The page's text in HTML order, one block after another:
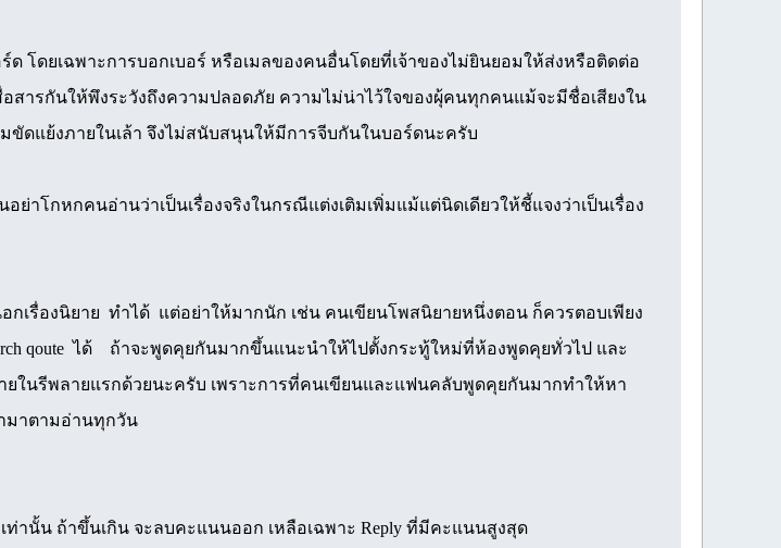
ด โดยเฉพาะการบอกเบอร์ หรือเมลของคนอื่นโดยที่เจ้าของไม่ยินยอมให้ส่งหรือติดต่อ
สารกันให้พึงระวังถึงความปลอดภัย ความไม่น่าไว้ใจของผุ้คนทุกคนแม้จะมีชื่อเสียงใน
ขัดแย้งภายในเล้า จึงไม่สนับสนุนให้มีการจีบกันในบอร์ดนะครับ
อย่าโกหกคนอ่านว่าเป็นเรื่องจริงในกรณีแต่งเติมเพิ่มแม้แต่นิดเดียวให้ชี้แจงว่าเป็นเรื่อง
เรื่องนิยาย ทำได้ แต่อย่าให้มากนัก เช่น คนเขียนโพสนิยายหนึ่งตอน ก็ควรตอบเพียง
qoute ได้ ถ้าจะพูดคุยกันมากขึ้นแนะนำให้ไปตั้งกระทู้ใหม่ที่ห้องพูดคุยทั่วไป และ
ในรีพลายแรกด้วยนะครับ เพราะการที่คนเขียนและแฟนคลับพูดคุยกันมากทำให้หา
มาตามอ่านทุกวัน
ท่านั้น ถ้าขึ้นเกิน จะลบคะแนนออก เหลือเฉพาะ Reply ที่มีคะแนนสูงสุด